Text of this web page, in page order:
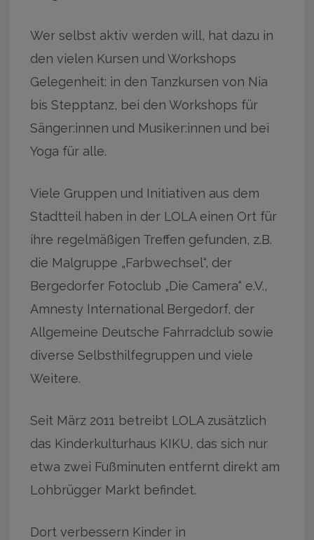
Wer selbst aktiv werden will, hat dazu in
den vielen Kursen und Workshops
Gelegenheit: in den Tanzkursen von Nia
bis Stepptanz, bei den Workshops für
Sänger:innen und Musiker:innen und bei
Yoga für alle.
Viele Gruppen und Initiativen aus dem
Stadtteil haben in der LOLA einen Ort für
ihre regelmäßigen Treffen gefunden, z.B.
die Malgruppe „Farbwechsel“, der
Bergedorfer Fotoclub „Die Camera“ e.V.,
Amnesty International Bergedorf, der
Allgemeine Deutsche Fahrradclub sowie
diverse Selbsthilfegruppen und viele
Weitere.
Seit März 2011 betreibt LOLA zusätzlich
das Kinderkulturhaus KIKU, das sich nur
etwa zwei Fußminuten entfernt direkt am
Lohbrügger Markt befindet.
Dort verbessern Kinder in